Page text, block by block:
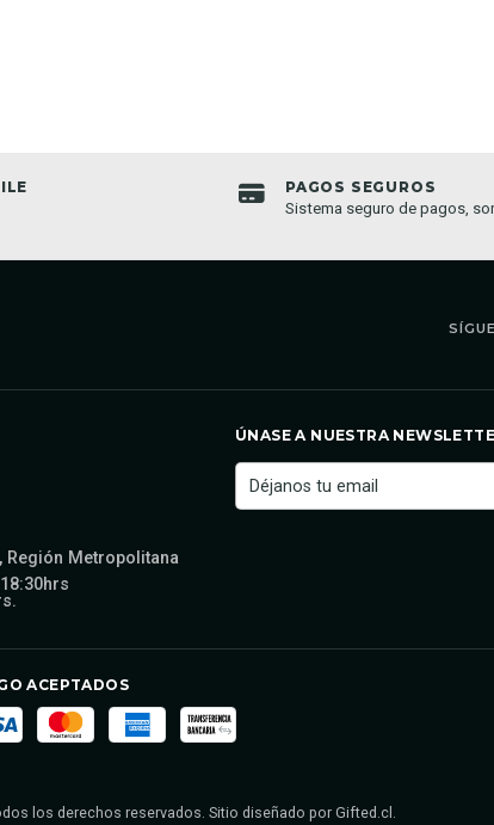
PAGOS SEGUROS
Sistema seguro de pagos,
Región Metropolitana
ÚNASE A NUESTRA
ACEPTADOS
los derechos reservados. Sitio diseñado por Gifted.cl .